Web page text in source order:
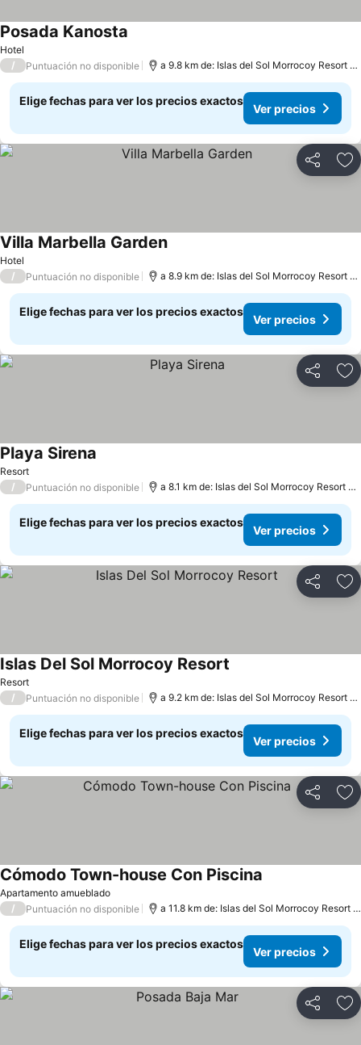
Hotel
Posada Kanosta
/ Puntuación no disponible a 9.8 km de: Islas del Sol Morrocoy Resort Chichiriviche
Elige fechas para ver los precios exactos
Ver precios
Compartir
Hotel
Villa Marbella Garden
/ Puntuación no disponible a 8.9 km de: Islas del Sol Morrocoy Resort Chichiriviche
Elige fechas para ver los precios exactos
Ver precios
Compartir
Resort
Playa Sirena
/ Puntuación no disponible a 8.1 km de: Islas del Sol Morrocoy Resort Chichiriviche
Elige fechas para ver los precios exactos
Ver precios
Compartir
Resort
Islas Del Sol Morrocoy Resort
/ Puntuación no disponible a 9.2 km de: Islas del Sol Morrocoy Resort Chichiriviche
Elige fechas para ver los precios exactos
Ver precios
Compartir
Apartamento amueblado
Cómodo Town-house Con Piscina
/ Puntuación no disponible a 11.8 km de: Islas del Sol Morrocoy Resort Chichiriviche
Elige fechas para ver los precios exactos
Ver precios
Compartir